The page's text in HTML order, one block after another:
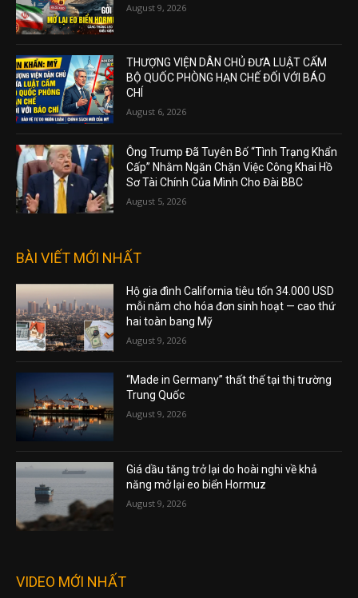
August 9, 2026
THƯỢNG VIỆN DÂN CHỦ ĐƯA LUẬT CẤM
BỘ QUỐC PHÒNG HẠN CHẾ ĐỐI VỚI BÁO
CHÍ
August 6, 2026
Ông Trump Đã Tuyên Bố “Tình Trạng Khẩn
Cấp” Nhằm Ngăn Chặn Việc Công Khai Hồ
Sơ Tài Chính Của Mình Cho Đài BBC
August 5, 2026
BÀI VIẾT MỚI NHẤT
Hộ gia đình California tiêu tốn 34.000 USD
mỗi năm cho hóa đơn sinh hoạt — cao thứ
hai toàn bang Mỹ
August 9, 2026
“Made in Germany” thất thế tại thị trường
Trung Quốc
August 9, 2026
Giá dầu tăng trở lại do hoài nghi về khả
năng mở lại eo biển Hormuz
August 9, 2026
VIDEO MỚI NHẤT